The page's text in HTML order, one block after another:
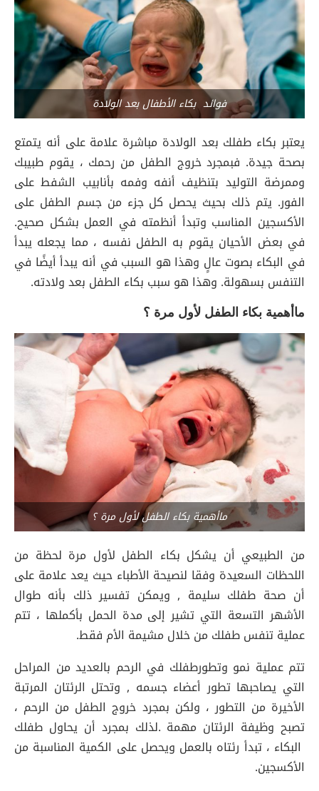
فوائد بكاء الأطفال بعد الولادة
يعتبر بكاء طفلك بعد الولادة مباشرة علامة على أنه يتمتع
بصحة جيدة. فبمجرد خروج الطفل من رحمك ، يقوم طبيبك
وممرضة التوليد بتنظيف أنفه وفمه بأنابيب الشفط على
الفور. يتم ذلك بحيث يحصل كل جزء من جسم الطفل على
الأكسجين المناسب وتبدأ أنظمته في العمل بشكل صحيح.
في بعض الأحيان يقوم به الطفل نفسه ، مما يجعله يبدأ
في البكاء بصوت عالٍ وهذا هو السبب في أنه يبدأ أيضًا في
التنفس بسهولة. وهذا هو سبب بكاء الطفل بعد ولادته.
ماأهمية بكاء الطفل لأول مرة ؟
ماأهمية بكاء الطفل لأول مرة ؟
من الطبيعي أن يشكل بكاء الطفل لأول مرة لحظة من
اللحظات السعيدة وفقا لنصيحة الأطباء حيث يعد علامة على
أن صحة طفلك سليمة , ويمكن تفسير ذلك بأنه طوال
الأشهر التسعة التي تشير إلى مدة الحمل بأكملها ، تتم
عملية تنفس طفلك من خلال مشيمة الأم فقط.
تتم عملية نمو وتطورطفلك في الرحم بالعديد من المراحل
التي يصاحبها تطور أعضاء جسمه , وتحتل الرئتان المرتبة
الأخيرة من التطور ، ولكن بمجرد خروج الطفل من الرحم ،
تصبح وظيفة الرئتان مهمة .لذلك بمجرد أن يحاول طفلك
البكاء ، تبدأ رئتاه بالعمل ويحصل على الكمية المناسبة من
الأكسجين.